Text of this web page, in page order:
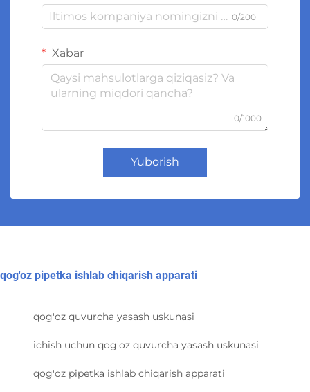
0/200
Xabar
0/1000
Yuborish
qog'oz pipetka ishlab chiqarish apparati
qog'oz quvurcha yasash uskunasi
ichish uchun qog'oz quvurcha yasash uskunasi
qog'oz pipetka ishlab chiqarish apparati